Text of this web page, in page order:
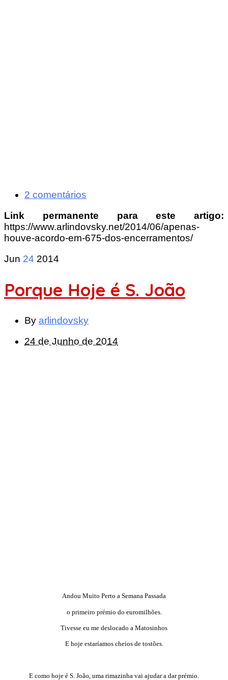
2 comentários
Link permanente para este artigo:
https://www.arlindovsky.net/2014/06/apenas-
houve-acordo-em-675-dos-encerramentos/
Jun 24 2014
Porque Hoje é S. João
By arlindovsky
24 de Junho de 2014
Andou Muito Perto a Semana Passada
o primeiro prémio do euromilhões.
Tivesse eu me deslocado a Matosinhos
E hoje estaríamos cheios de tostões.
E como hoje é S. João, uma rimazinha vai ajudar a dar prémio.